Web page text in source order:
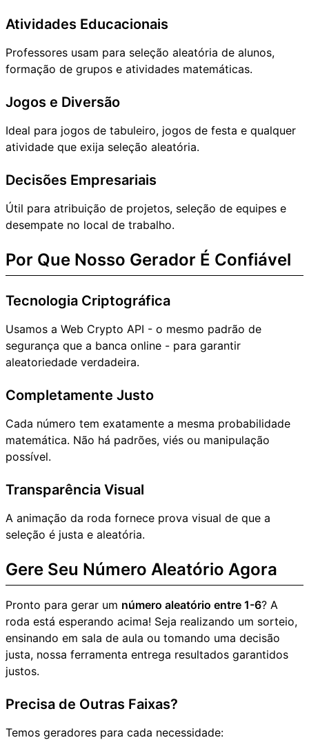
Atividades Educacionais
Professores usam para seleção aleatória de alunos,
formação de grupos e atividades matemáticas.
Jogos e Diversão
Ideal para jogos de tabuleiro, jogos de festa e qualquer
atividade que exija seleção aleatória.
Decisões Empresariais
Útil para atribuição de projetos, seleção de equipes e
desempate no local de trabalho.
Por Que Nosso Gerador É Confiável
Tecnologia Criptográfica
Usamos a Web Crypto API - o mesmo padrão de
segurança que a banca online - para garantir
aleatoriedade verdadeira.
Completamente Justo
Cada número tem exatamente a mesma probabilidade
matemática. Não há padrões, viés ou manipulação
possível.
Transparência Visual
A animação da roda fornece prova visual de que a
seleção é justa e aleatória.
Gere Seu Número Aleatório Agora
Pronto para gerar um número aleatório entre 1-6? A
roda está esperando acima! Seja realizando um sorteio,
ensinando em sala de aula ou tomando uma decisão
justa, nossa ferramenta entrega resultados garantidos
justos.
Precisa de Outras Faixas?
Temos geradores para cada necessidade: